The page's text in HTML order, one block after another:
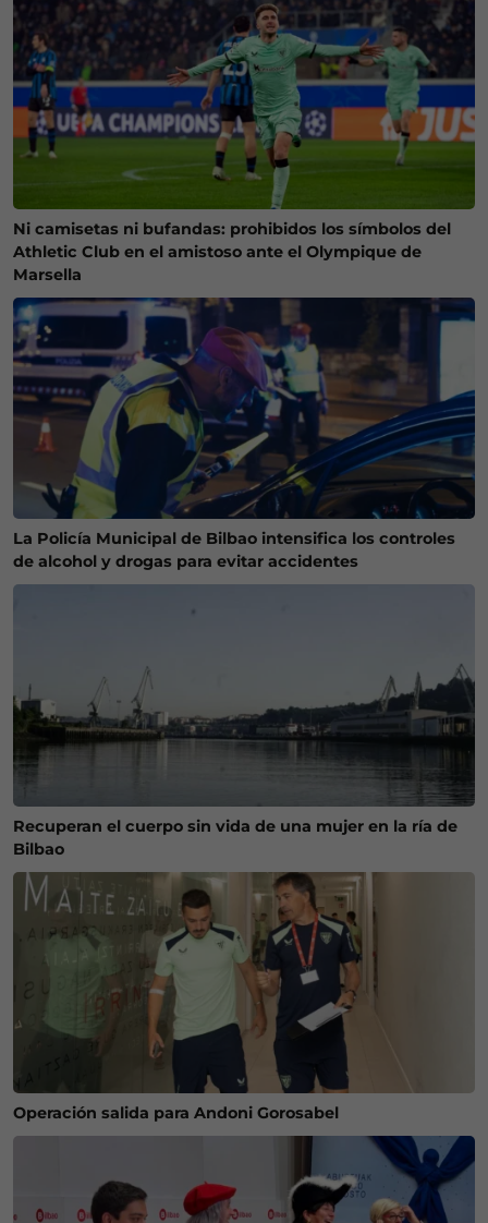
Ni camisetas ni bufandas: prohibidos los símbolos del
Athletic Club en el amistoso ante el Olympique de
Marsella
La Policía Municipal de Bilbao intensifica los controles
de alcohol y drogas para evitar accidentes
Recuperan el cuerpo sin vida de una mujer en la ría de
Bilbao
Operación salida para Andoni Gorosabel